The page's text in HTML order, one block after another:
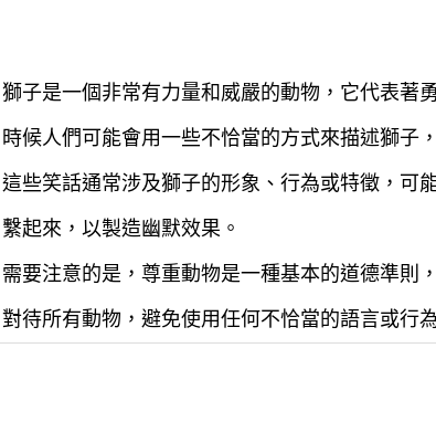
獅子是一個非常有力量和威嚴的動物，它代表著
時候人們可能會用一些不恰當的方式來描述獅子
這些笑話通常涉及獅子的形象、行為或特徵，可
繫起來，以製造幽默效果。
需要注意的是，尊重動物是一種基本的道德準則
對待所有動物，避免使用任何不恰當的語言或行